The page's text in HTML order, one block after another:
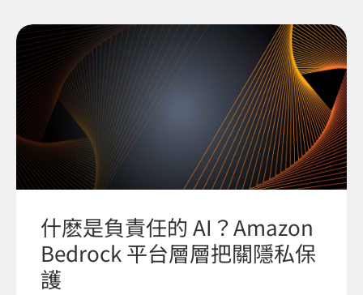
什麽是負責任的 AI？Amazon
Bedrock 平台層層把關隱私保
護